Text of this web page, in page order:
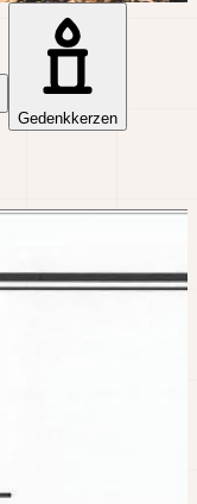
Gedenkkerzen